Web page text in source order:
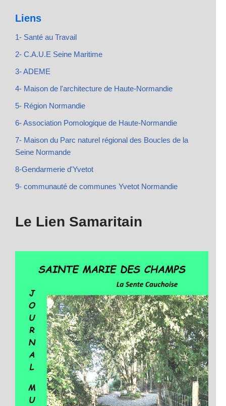
Liens
1- Santé au Travail
2- C.A.U.E Seine Maritime
3- ADEME
4- Maison de l'architecture de Haute-Normandie
5- Région Normandie
6- Association Pomologique de Haute-Normandie
7- Maison du Parc naturel régional des Boucles de la
Seine Normande
8-Gendarmerie d'Yvetot
9- communauté de communes Yvetot Normandie
Le Lien Samaritain